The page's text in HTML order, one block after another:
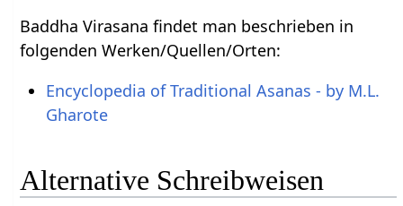
Baddha Virasana findet man beschrieben in
folgenden Werken/Quellen/Orten:
Encyclopedia of Traditional Asanas - by M.L.
Gharote
Alternative Schreibweisen